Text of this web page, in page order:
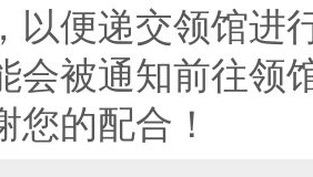
以便递交领馆进
会被通知前往领
您的配合！